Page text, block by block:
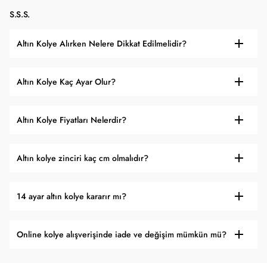
S.S.S.
Altın Kolye Alırken Nelere Dikkat Edilmelidir?
Altın Kolye Kaç Ayar Olur?
Altın Kolye Fiyatları Nelerdir?
Altın kolye zinciri kaç cm olmalıdır?
14 ayar altın kolye kararır mı?
Online kolye alışverişinde iade ve değişim mümkün mü?